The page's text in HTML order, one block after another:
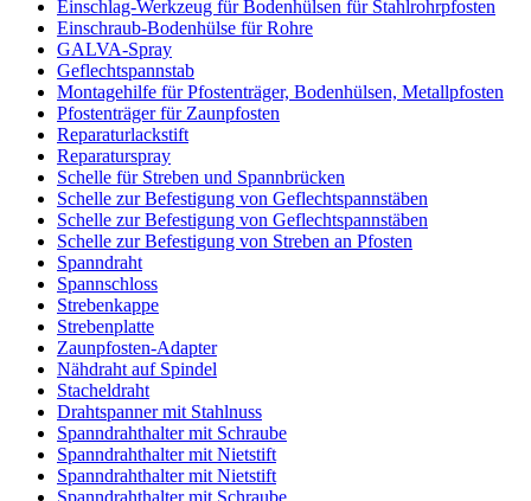
Einschlag-Werkzeug für Bodenhülsen für Stahlrohrpfosten
Einschraub-Bodenhülse für Rohre
GALVA-Spray
Geflechtspannstab
Montagehilfe für Pfostenträger, Bodenhülsen, Metallpfosten
Pfostenträger für Zaunpfosten
Reparaturlackstift
Reparaturspray
Schelle für Streben und Spannbrücken
Schelle zur Befestigung von Geflechtspannstäben
Schelle zur Befestigung von Geflechtspannstäben
Schelle zur Befestigung von Streben an Pfosten
Spanndraht
Spannschloss
Strebenkappe
Strebenplatte
Zaunpfosten-Adapter
Nähdraht auf Spindel
Stacheldraht
Drahtspanner mit Stahlnuss
Spanndrahthalter mit Schraube
Spanndrahthalter mit Nietstift
Spanndrahthalter mit Nietstift
Spanndrahthalter mit Schraube